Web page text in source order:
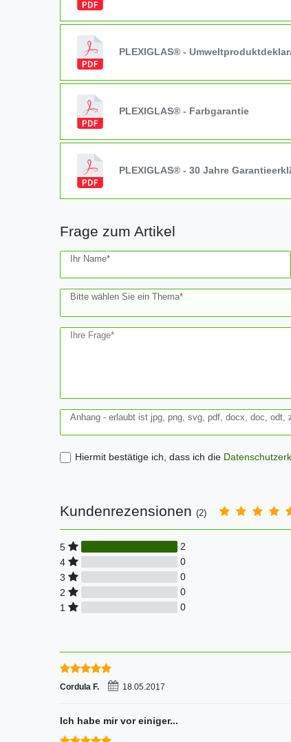
PLEXIGLAS® -
PLEXIGLAS® - Farbgarantie
PLEXIGLAS® - 30 Jahre
Frage zum Artikel
Ihr Name*
Bitte wählen Sie ein Thema*
Ihre Frage*
Anhang - erlaubt ist jpg, png, svg, pdf, docx, doc, odt,
Hiermit bestätige ich, dass ich die
Ceres::Template.mailFormHoneypotLabel
Kundenrezensionen (2)
5
2
4
0
3
0
2
0
1
0
Cordula F. 18.05.2017
Ich habe mir vor einiger...